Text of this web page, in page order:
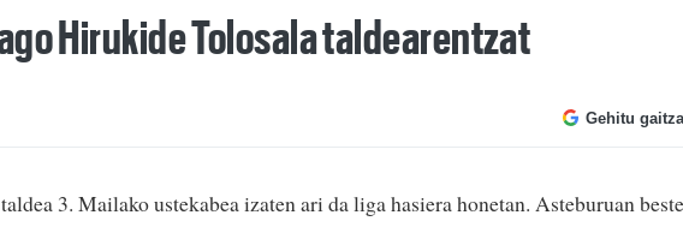
Hirukide Tolosala taldearentzat
Gehitu
3. Mailako ustekabea izaten ari da liga hasiera honetan. Asteburuan beste